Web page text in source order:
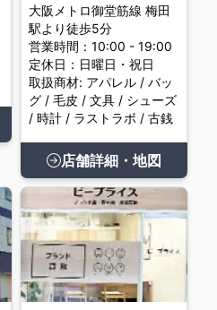
大阪メトロ御堂筋線 梅田
駅より徒歩5分
営業時間：10:00 - 19:00
定休日：日曜日・祝日
取扱商材: アパレル / バッ
グ / 毛皮 / 文具 / シューズ
/ 時計 / ラストラボ / 古銭
店舗詳細・地図